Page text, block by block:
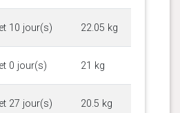
10 jour(s) 22.05 kg
0 jour(s) 21 kg
27 jour(s) 20.5 kg